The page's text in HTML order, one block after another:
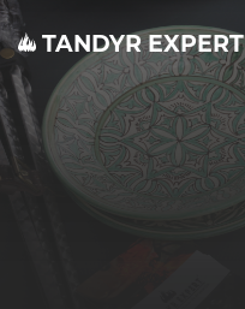
TANDYR EXPERT